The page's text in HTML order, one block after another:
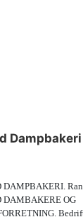
Dampbakeri
DAMPBAKERI.
DAMBAKERE OG